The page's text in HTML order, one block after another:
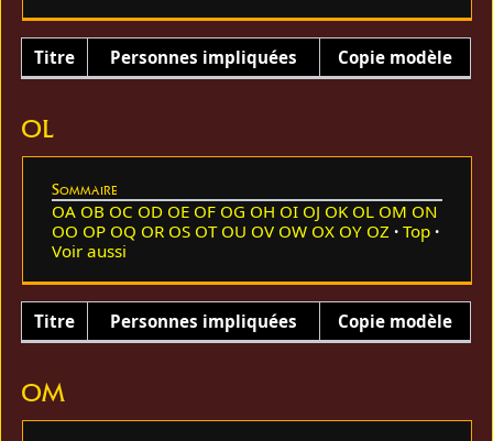
Titre Personnes impliquées Copie modèle
OL
Sommaire
OA OB OC OD OE OF OG OH OI OJ OK OL OM ON
OO OP OQ OR OS OT OU OV OW OX OY OZ
Top
Voir aussi
Titre Personnes impliquées Copie modèle
OM